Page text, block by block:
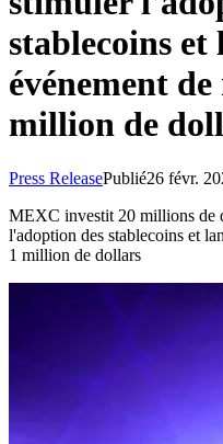
stablecoins et
événement
million de
Press ReleasePublié26 févr.
MEXC investit 20 millions de
l'adoption des stablecoins et
1 million de dollars